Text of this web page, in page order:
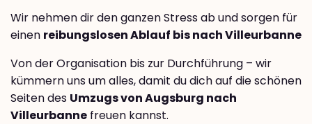
Wir nehmen dir den ganzen Stress ab und sorgen für
einen reibungslosen Ablauf bis nach Villeurbanne
Von der Organisation bis zur Durchführung – wir
kümmern uns um alles, damit du dich auf die schönen
Seiten des Umzugs von Augsburg nach
Villeurbanne freuen kannst.